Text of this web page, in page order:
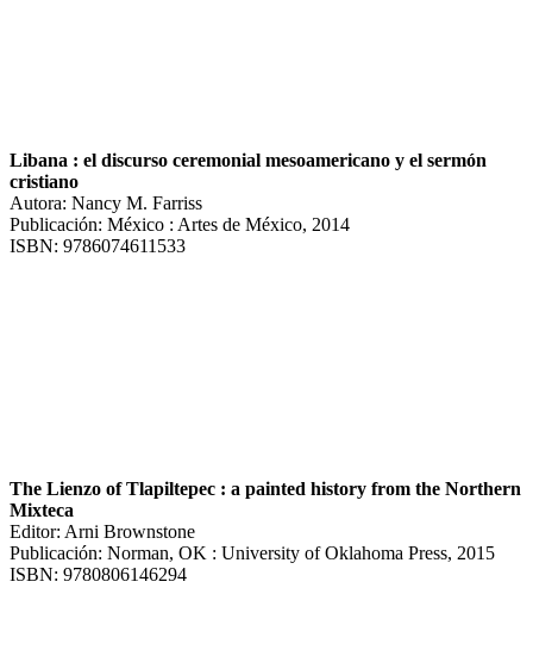
Libana : el discurso ceremonial mesoamericano y el sermón
cristiano
Autora: Nancy M. Farriss
Publicación: México : Artes de México, 2014
ISBN: 9786074611533
The Lienzo of Tlapiltepec : a painted history from the Northern
Mixteca
Editor: Arni Brownstone
Publicación: Norman, OK : University of Oklahoma Press, 2015
ISBN: 9780806146294